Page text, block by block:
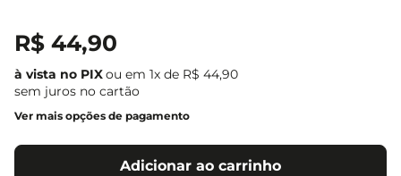
R$ 44,90
ou em 1x de R$ 44,90
sem juros no cartão
Ver mais opções de pagamento
Adicionar ao carrinho